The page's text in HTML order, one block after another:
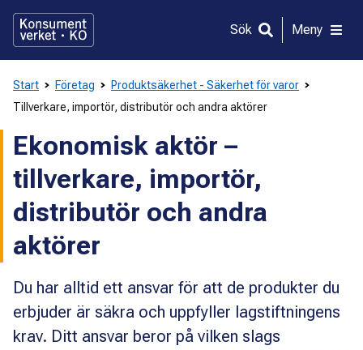
direkt
innehållet
Sök Meny
Start Företag
Produktsäkerhet - Säkerhet för varor
Tillverkare, importör, distributör och andra aktörer
Ekonomisk aktör –
tillverkare, importör,
distributör och andra
aktörer
Du har alltid ett ansvar för att de produkter du
erbjuder är säkra och uppfyller lagstiftningens
krav. Ditt ansvar beror på vilken slags